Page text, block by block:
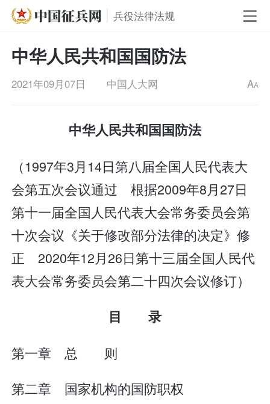
兵役法律法规
中华人民共和国国防法
2021年09月07日 中国人大网 AA
中华人民共和国国防法
（1997年3月14日第八届全国人民代表大
会第五次会议通过 根据2009年8月27日
第十一届全国人民代表大会常务委员会第
十次会议《关于修改部分法律的决定》修
正 2020年12月26日第十三届全国人民代
表大会常务委员会第二十四次会议修订）
目 录
第一章 总 则
第二章 国家机构的国防职权